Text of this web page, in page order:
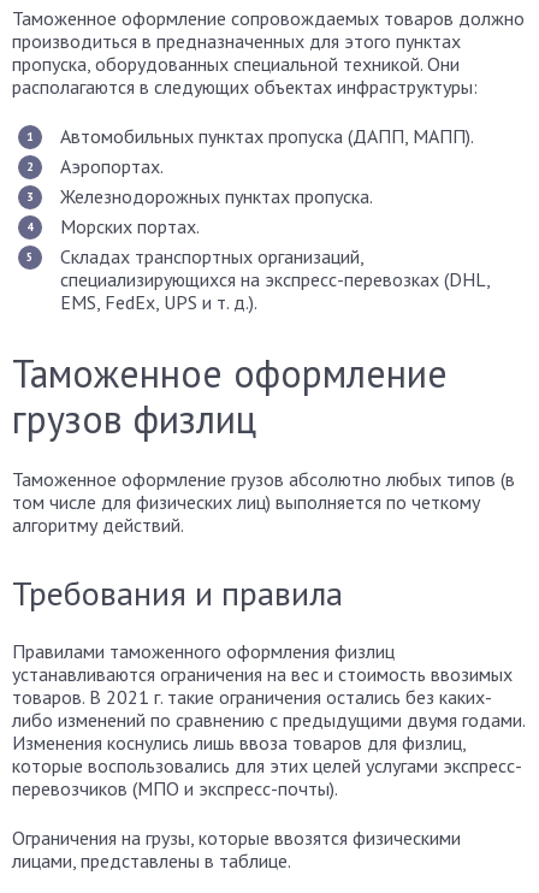
Таможенное оформление сопровождаемых товаров должно
производиться в предназначенных для этого пунктах
пропуска, оборудованных специальной техникой. Они
располагаются в следующих объектах инфраструктуры:
Автомобильных пунктах пропуска (ДАПП, МАПП).
Аэропортах.
Железнодорожных пунктах пропуска.
Морских портах.
Складах транспортных организаций,
специализирующихся на экспресс-перевозках (DHL,
EMS, FedEx, UPS и т. д.).
Таможенное оформление
грузов физлиц
Таможенное оформление грузов абсолютно любых типов (в
том числе для физических лиц) выполняется по четкому
алгоритму действий.
Требования и правила
Правилами таможенного оформления физлиц
устанавливаются ограничения на вес и стоимость ввозимых
товаров. В 2021 г. такие ограничения остались без каких-
либо изменений по сравнению с предыдущими двумя годами.
Изменения коснулись лишь ввоза товаров для физлиц,
которые воспользовались для этих целей услугами экспресс-
перевозчиков (МПО и экспресс-почты).
Ограничения на грузы, которые ввозятся физическими
лицами, представлены в таблице.